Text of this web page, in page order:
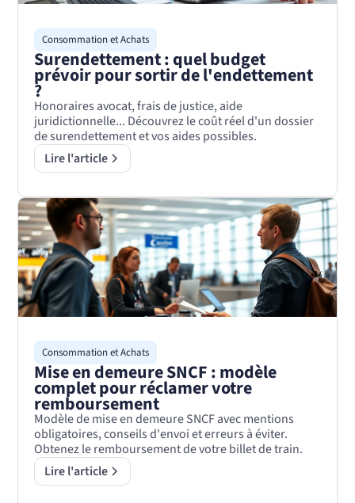
Consommation et Achats
Surendettement : quel budget
prévoir pour sortir de l'endettement
?
Honoraires avocat, frais de justice, aide
juridictionnelle... Découvrez le coût réel d'un dossier
de surendettement et vos aides possibles.
Lire l'article
Consommation et Achats
Mise en demeure SNCF : modèle
complet pour réclamer votre
remboursement
Modèle de mise en demeure SNCF avec mentions
obligatoires, conseils d'envoi et erreurs à éviter.
Obtenez le remboursement de votre billet de train.
Lire l'article